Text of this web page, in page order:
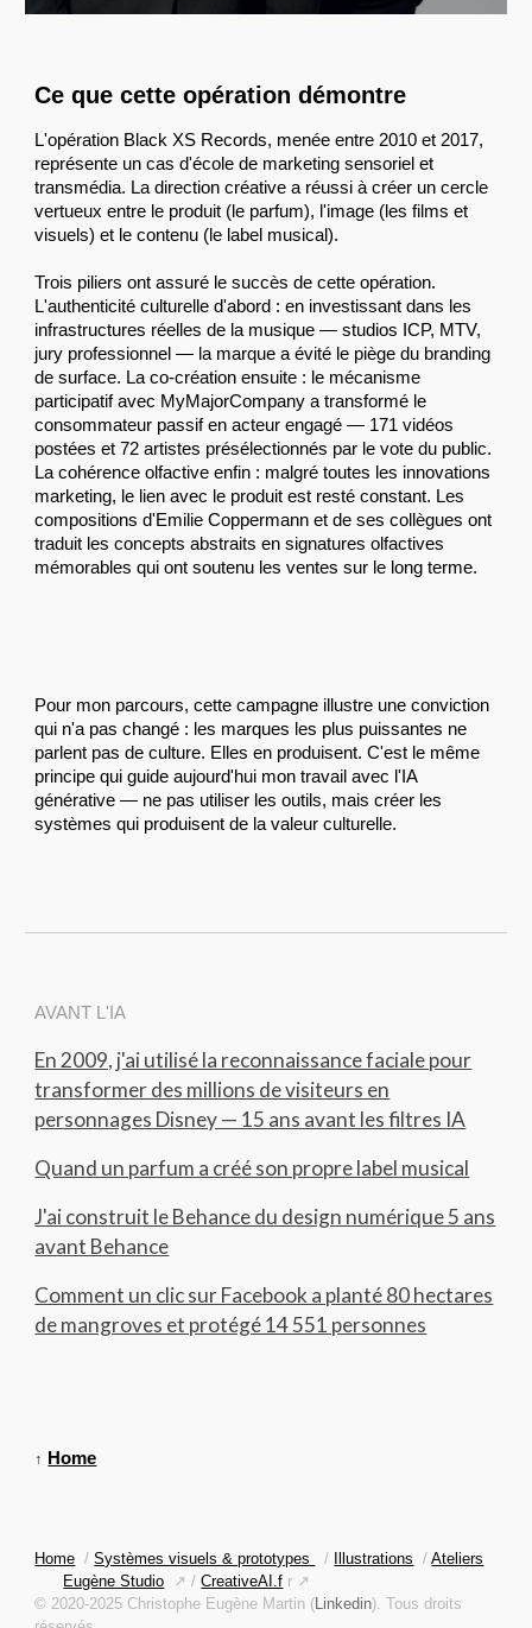
Ce que cette opération démontre
L'opération Black XS Records, menée entre 2010 et 2017,
représente un cas d'école de marketing sensoriel et
transmédia. La direction créative a réussi à créer un cercle
vertueux entre le produit (le parfum), l'image (les films et
visuels) et le contenu (le label musical).
Trois piliers ont assuré le succès de cette opération.
L'authenticité culturelle d'abord : en investissant dans les
infrastructures réelles de la musique — studios ICP, MTV,
jury professionnel — la marque a évité le piège du branding
de surface. La co-création ensuite : le mécanisme
participatif avec MyMajorCompany a transformé le
consommateur passif en acteur engagé — 171 vidéos
postées et 72 artistes présélectionnés par le vote du public.
La cohérence olfactive enfin : malgré toutes les innovations
marketing, le lien avec le produit est resté constant. Les
compositions d'Emilie Coppermann et de ses collègues ont
traduit les concepts abstraits en signatures olfactives
mémorables qui ont soutenu les ventes sur le long terme.
Pour mon parcours, cette campagne illustre une conviction
qui n'a pas changé : les marques les plus puissantes ne
parlent pas de culture. Elles en produisent. C'est le même
principe qui guide aujourd'hui mon travail avec l'IA
générative — ne pas utiliser les outils, mais créer les
systèmes qui produisent de la valeur culturelle.
AVANT L'IA
En 2009, j'ai utilisé la reconnaissance faciale pour
transformer des millions de visiteurs en
personnages Disney — 15 ans avant les filtres IA
Quand un parfum a créé son propre label musical
J'ai construit le Behance du design numérique 5 ans
avant Behance
Comment un clic sur Facebook a planté 80 hectares
de mangroves et protégé 14 551 personnes
↑ Home
Home /Systèmes visuels & prototypes / Illustrations /Ateliers
Eugène Studio
↗ /CreativeAI.f r ↗
© 2020-2025 Christophe Eugène Martin (Linkedin). Tous droits